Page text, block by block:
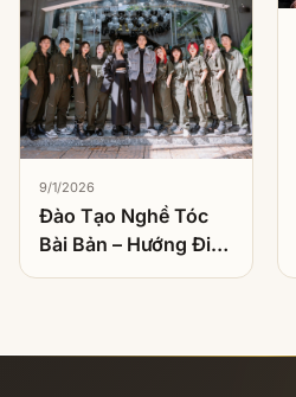
9/1/2026
Đào Tạo Nghề Tóc
Bài Bản – Hướng Đi
Bền Vững Cho Người